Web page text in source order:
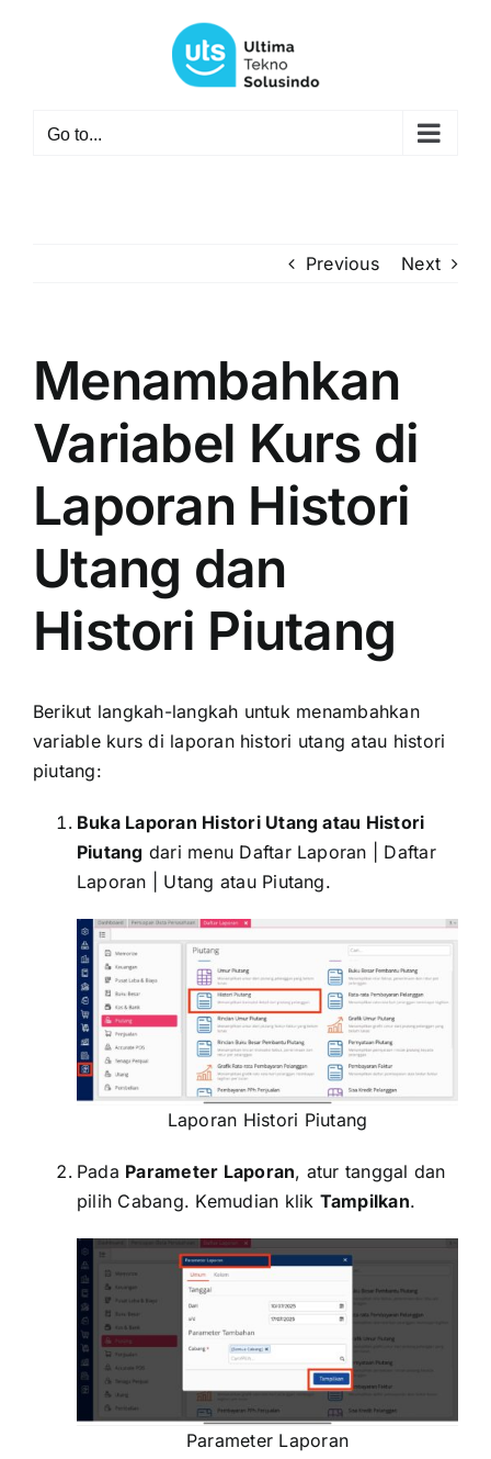
Go to...
Previous Next
Menambahkan
Variabel Kurs di
Laporan Histori
Utang dan
Histori Piutang
Berikut langkah-langkah untuk menambahkan
variable kurs di laporan histori utang atau histori
piutang:
Buka Laporan Histori Utang atau Histori
Piutang dari menu Daftar Laporan | Daftar
Laporan | Utang atau Piutang.
Laporan Histori Piutang
Pada Parameter Laporan, atur tanggal dan
pilih Cabang. Kemudian klik Tampilkan.
Parameter Laporan